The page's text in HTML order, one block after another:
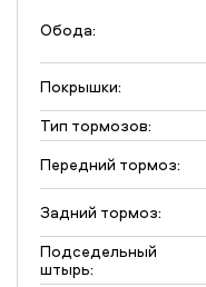
Обода:
Покрышки:
Тип тормозов:
Передний тормоз:
Задний тормоз:
Подседельный
штырь: